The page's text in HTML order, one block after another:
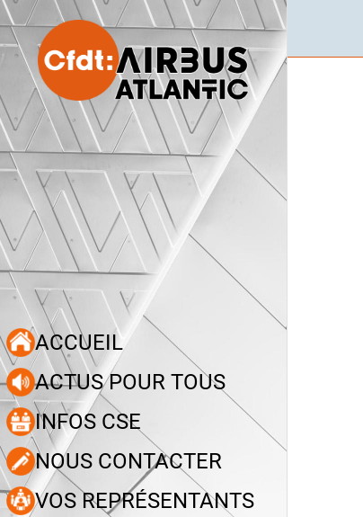
ACCUEIL
ACTUS POUR TOUS
INFOS CSE
NOUS CONTACTER
VOS REPRÉSENTANTS